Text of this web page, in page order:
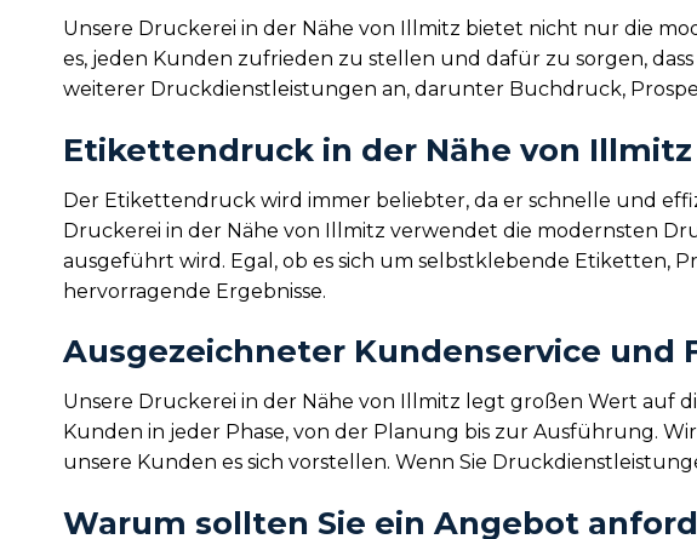
Unsere Druckerei in der Nähe von Illmitz bietet nicht nur die
es, jeden Kunden zufrieden zu stellen und dafür zu sorgen,
weiterer Druckdienstleistungen an, darunter Buchdruck,
Etikettendruck in der Nähe von Illmitz
Der Etikettendruck wird immer beliebter, da er schnelle und
Druckerei in der Nähe von Illmitz verwendet die modernsten
ausgeführt wird. Egal, ob es sich um selbstklebende
hervorragende Ergebnisse.
Ausgezeichneter Kundenservice und
Unsere Druckerei in der Nähe von Illmitz legt großen Wert auf
Kunden in jeder Phase, von der Planung bis zur Ausführung.
unsere Kunden es sich vorstellen. Wenn Sie
Warum sollten Sie ein Angebot